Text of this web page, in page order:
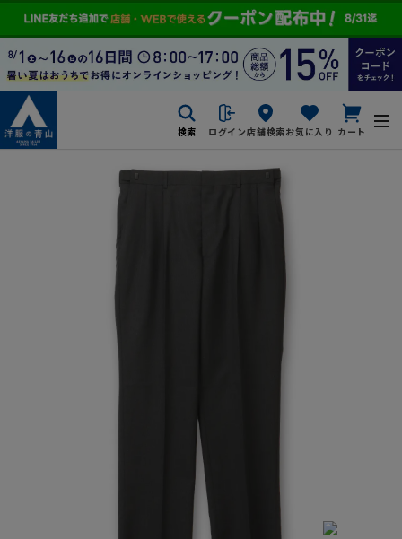
検索 ログイン店舗検索お気に入り カート